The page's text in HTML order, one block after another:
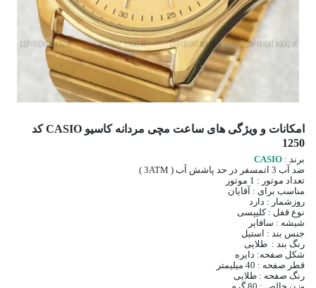
امکانات و ویژگی های ساعت مچی مردانه کاسیو CASIO کد
1250
برند : CASIO
ضد آب 3 اتمسفر در حد پاشش آب ( 3ATM )
تعداد موتور : 1 موتور
مناسب برای : آقایان
روزشمار : دارد
نوع قفل : کلیپسی
شیشه : سافایر
جنس بند : استیل
رنگ بند : طلایی
شکل صفحه: دایره
قطر صفحه : 40 میلیمتر
رنگ صفحه : طلایی